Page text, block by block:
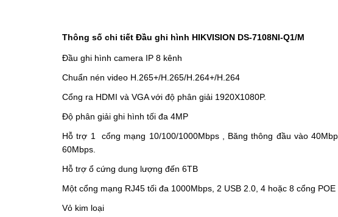
Thông số chi tiết Đầu ghi hình HIKVISION DS-7108NI-Q1/M
Đầu ghi hình camera IP 8 kênh
Chuẩn nén video H.265+/H.265/H.264+/H.264
Cổng ra HDMI và VGA với độ phân giải 1920X1080P.
Đô ̣ phân giải ghi hình tối đa 4MP
Hô ̃ trơ ̣ 1 cổng mạng 10/100/1000Mbps , Băng thông đầu vào
60Mbps.
Hô ̃ trơ ô ̉ cứng dung lượng đến 6TB
Một cổng mạng RJ45 tối đa 1000Mbps, 2 USB 2.0, 4 hoặc 8 cổng POE
Vỏ kim loại